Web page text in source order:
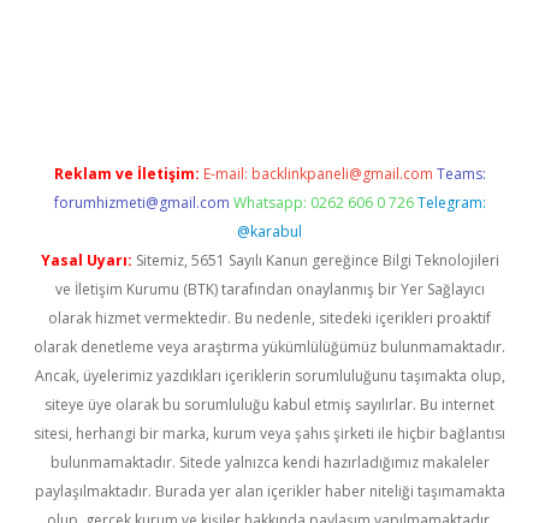
Reklam ve İletişim: E-mail: backlinkpaneli@gmail.com Teams:
forumhizmeti@gmail.com Whatsapp: 0262 606 0 726 Telegram:
@karabul
Yasal Uyarı: Sitemiz, 5651 Sayılı Kanun gereğince Bilgi Teknolojileri
ve İletişim Kurumu (BTK) tarafından onaylanmış bir Yer Sağlayıcı
olarak hizmet vermektedir. Bu nedenle, sitedeki içerikleri proaktif
olarak denetleme veya araştırma yükümlülüğümüz bulunmamaktadır.
Ancak, üyelerimiz yazdıkları içeriklerin sorumluluğunu taşımakta olup,
siteye üye olarak bu sorumluluğu kabul etmiş sayılırlar. Bu internet
sitesi, herhangi bir marka, kurum veya şahıs şirketi ile hiçbir bağlantısı
bulunmamaktadır. Sitede yalnızca kendi hazırladığımız makaleler
paylaşılmaktadır. Burada yer alan içerikler haber niteliği taşımamakta